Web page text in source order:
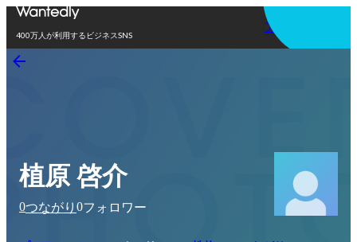
400万人が利用するビジネスSNS
アプリを使う
植原 啓介
0つながり 0フォロワー